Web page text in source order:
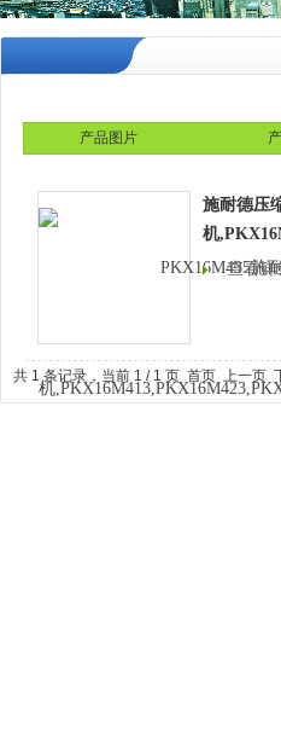
产品图片
施耐德压
机
查看
共 1 条记录，当前 1 / 1 页 首页 上一页